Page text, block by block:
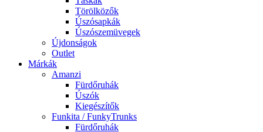
Törölközők
Úszósapkák
Úszószemüvegek
Újdonságok
Outlet
Márkák
Amanzi
Fürdőruhák
Úszók
Kiegészítők
Funkita / FunkyTrunks
Fürdőruhák